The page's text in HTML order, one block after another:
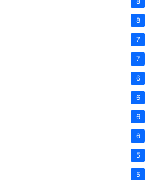
8
7
7
6
6
6
6
5
5